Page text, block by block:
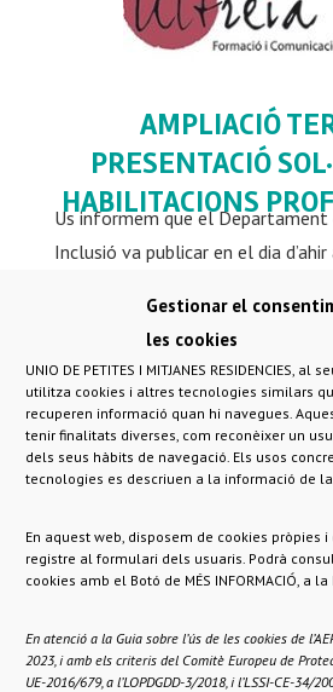
Gestionar el
les cookies
UNIO DE PETITES I MITJANES RESIDENCIES,
utilitza cookies i altres tecnologies similars
recuperen informació quan hi navegues.
tenir finalitats diverses, com reconèixer un
dels seus hàbits de navegació. Els usos
tecnologies es descriuen a la informació de la
En aquest web, disposem de cookies pròpies i
registre al formulari dels usuaris. Podrà
cookies amb el Botó de MÉS INFORMACIÓ, a
En atenció a la Guia sobre l’ús de les cookies de
2023, i amb els criteris del Comitè Europeu de
UE-2016/679, a l’LOPDGDD-3/2018, i l’LSSI-CE-34/
AMPLIACIÓ
PRESENTACIÓ
HABILITACIONS
Us informem que el Departament
Inclusió va publicar en el dia
la qual s’amplia el termini de
sol·licituds en relació amb les
professionals que estableix
TSF/216/2019, de 28 de
es regula la qualificació i
professional del personal
Aquesta pròrroga, quefinalitzael
disposar de més auxiliars
situació de dependència amb la